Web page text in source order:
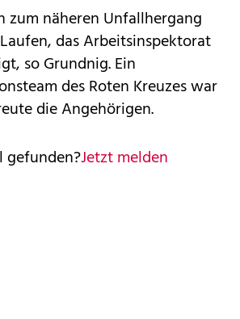
zum näheren Unfallhergang
das Arbeitsinspektorat
so Grundnig. Ein
des Roten Kreuzes war
die Angehörigen.
gefunden?Jetzt melden